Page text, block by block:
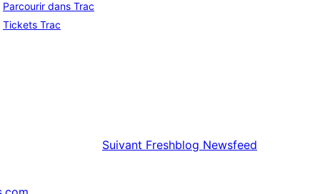
Parcourir dans Trac
Tickets Trac
Suivant Freshblog Newsfeed